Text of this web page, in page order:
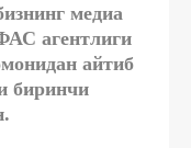
медиа
агентлиги
айтиб
биринчи